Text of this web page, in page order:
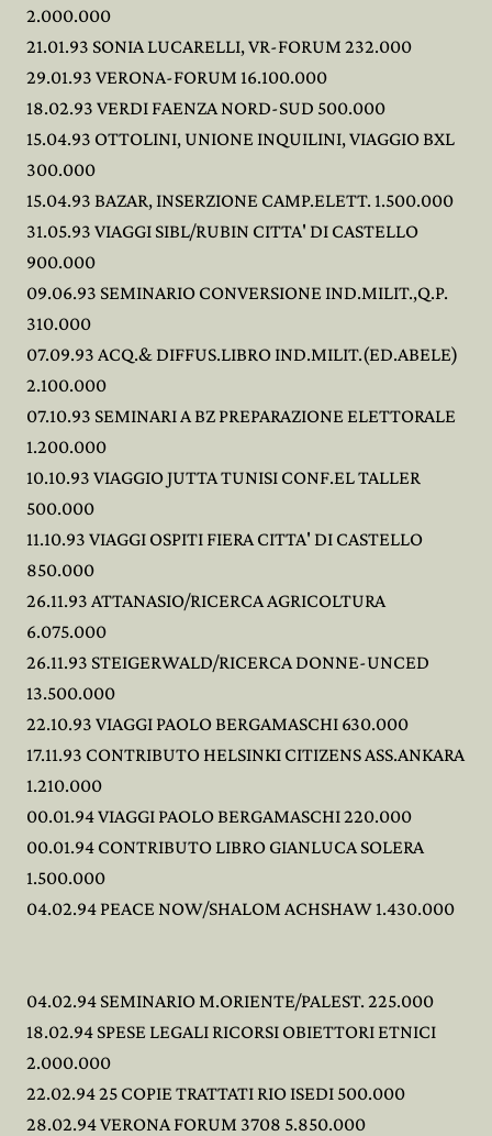
2.000.000
21.01.93 SONIA LUCARELLI, VR-FORUM 232.000
29.01.93 VERONA-FORUM 16.100.000
18.02.93 VERDI FAENZA NORD-SUD 500.000
15.04.93 OTTOLINI, UNIONE INQUILINI, VIAGGIO BXL
300.000
15.04.93 BAZAR, INSERZIONE CAMP.ELETT. 1.500.000
31.05.93 VIAGGI SIBL/RUBIN CITTA' DI CASTELLO
900.000
09.06.93 SEMINARIO CONVERSIONE IND.MILIT.,Q.P.
310.000
07.09.93 ACQ.& DIFFUS.LIBRO IND.MILIT.(ED.ABELE)
2.100.000
07.10.93 SEMINARI A BZ PREPARAZIONE ELETTORALE
1.200.000
10.10.93 VIAGGIO JUTTA TUNISI CONF.EL TALLER
500.000
11.10.93 VIAGGI OSPITI FIERA CITTA' DI CASTELLO
850.000
26.11.93 ATTANASIO/RICERCA AGRICOLTURA
6.075.000
26.11.93 STEIGERWALD/RICERCA DONNE-UNCED
13.500.000
22.10.93 VIAGGI PAOLO BERGAMASCHI 630.000
17.11.93 CONTRIBUTO HELSINKI CITIZENS ASS.ANKARA
1.210.000
00.01.94 VIAGGI PAOLO BERGAMASCHI 220.000
00.01.94 CONTRIBUTO LIBRO GIANLUCA SOLERA
1.500.000
04.02.94 PEACE NOW/SHALOM ACHSHAW 1.430.000
04.02.94 SEMINARIO M.ORIENTE/PALEST. 225.000
18.02.94 SPESE LEGALI RICORSI OBIETTORI ETNICI
2.000.000
22.02.94 25 COPIE TRATTATI RIO ISEDI 500.000
28.02.94 VERONA FORUM 3708 5.850.000